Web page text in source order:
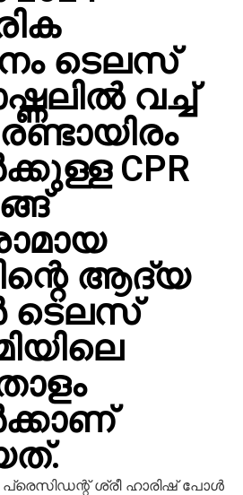
ടെലസ്
വച്ച്
CPR
ആദ്യ
ശ്രീ ഹാരിഷ് പോള്‍